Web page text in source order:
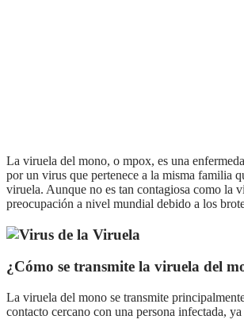
La viruela del mono, o mpox, es una
por un virus que pertenece a la misma familia
viruela. Aunque no es tan contagiosa como la
preocupación a nivel mundial debido a los
¿Cómo se transmite la viruela del
La viruela del mono se transmite
contacto cercano con una persona infectada, ya